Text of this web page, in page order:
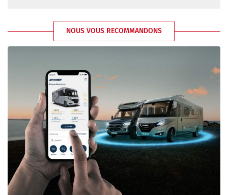
NOUS VOUS RECOMMANDONS